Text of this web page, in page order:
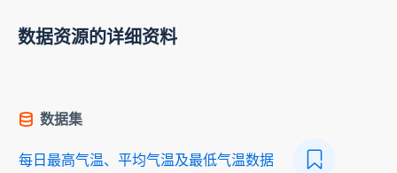
数据资源的详细资料
数据集
每日最高气温、平均气温及最低气温数据